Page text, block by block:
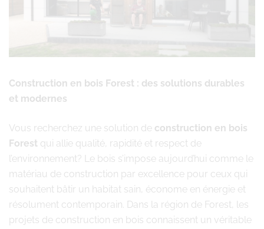
Construction en bois Forest : des solutions durables
et modernes
Vous recherchez une solution de construction en bois
Forest qui allie qualité, rapidité et respect de
l’environnement? Le bois s’impose aujourd’hui comme le
matériau de construction par excellence pour ceux qui
souhaitent bâtir un habitat sain, économe en énergie et
résolument contemporain. Dans la région de Forest, les
projets de construction en bois connaissent un véritable